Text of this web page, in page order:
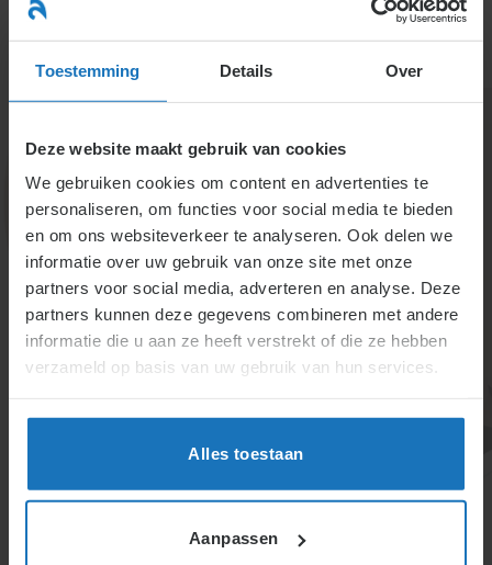
Toestemming Details Over
Deze website maakt gebruik van cookies
We gebruiken cookies om content en advertenties te
personaliseren, om functies voor social media te bieden
en om ons websiteverkeer te analyseren. Ook delen we
informatie over uw gebruik van onze site met onze
partners voor social media, adverteren en analyse. Deze
partners kunnen deze gegevens combineren met andere
informatie die u aan ze heeft verstrekt of die ze hebben
verzameld op basis van uw gebruik van hun services.
Alles toestaan
Aanpassen
naar
inhoud
1.5.2.5. Algemeen
verbindend verklaarde
CAO
Algemeen verbindend verklaarde cao-bepalingen
gelden automatisch voor ongebonden werkgevers en
terugwerkende kracht en kunnen niet gewijzigd
Ontheffing en bedenkingen tegen AVV zijn mogelijk